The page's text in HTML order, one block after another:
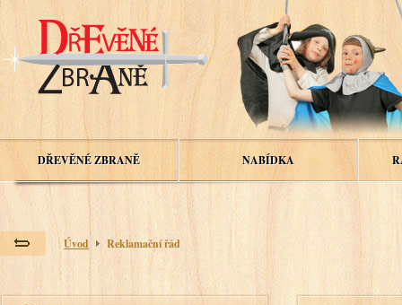
DŘEVĚNÉ ZBRANĚ NABÍDKA
Úvod Reklamační řád